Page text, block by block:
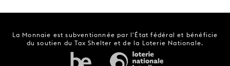
La Monnaie est subventionnée par l'État fédéral et bénéficie
du soutien du Tax Shelter et de la Loterie Nationale.